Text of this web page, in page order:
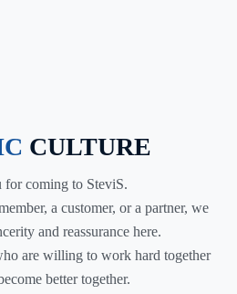
CULTURE
for coming to SteviS.
a customer, or a partner, we
and reassurance here.
are willing to work hard together
better together.